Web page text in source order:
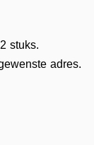
stuks.
adres.